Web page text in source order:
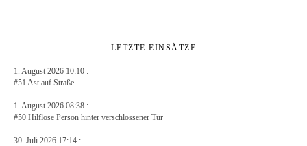
LETZTE EINSÄTZE
1. August 2026 10:10 :
#51 Ast auf Straße
1. August 2026 08:38 :
#50 Hilflose Person hinter verschlossener Tür
30. Juli 2026 17:14 :